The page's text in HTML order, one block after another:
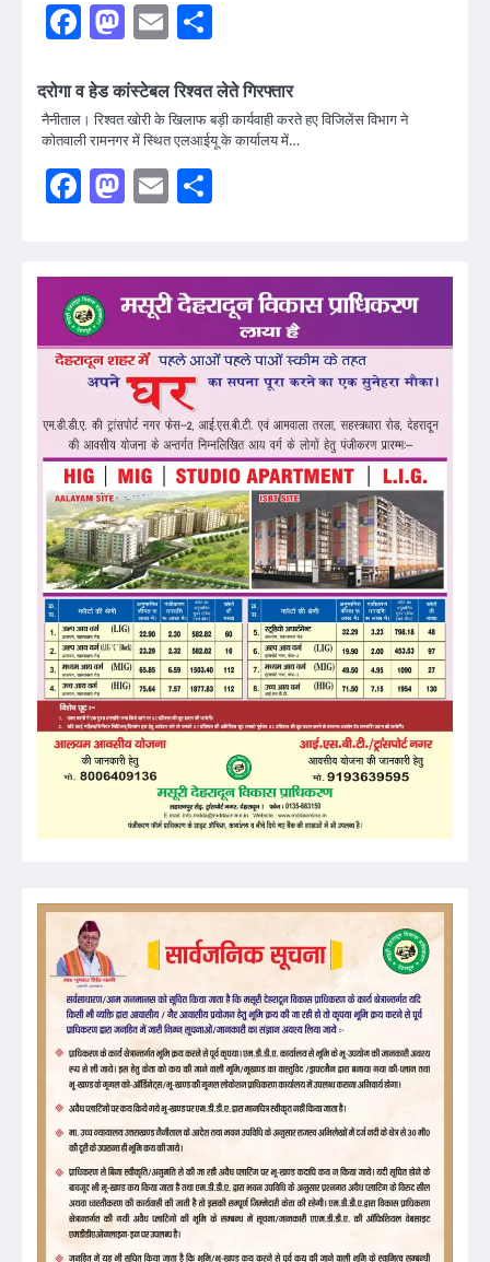
Facebook
Mastodon
Email
दरोगा व हेड कांस्टेबल रिश्वत लेते गिरफ्तार
नैनीताल। रिश्वत खोरी के खिलाफ बड़ी कार्यवाही करते हए विजिलेंस विभाग ने
कोतवाली रामनगर में स्थित एलआईयू के कार्यालय में…
Facebook
Mastodon
Email